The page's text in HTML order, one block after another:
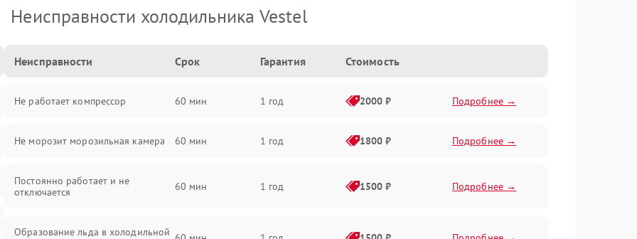
Неисправности холодильника Vestel
Неисправности Срок Гарантия Стоимость
Не работает компрессор 60 мин 1 год 2000 ₽ Подробнее →
Не морозит морозильная камера 60 мин 1 год 1800 ₽ Подробнее →
Постоянно работает и не
отключается
60 мин 1 год 1500 ₽ Подробнее →
Образование льда в холодильной